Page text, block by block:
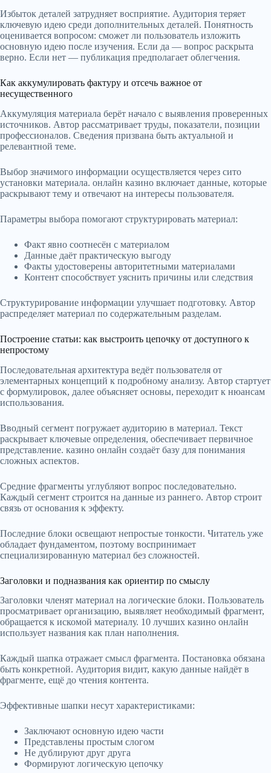
Избыток деталей затрудняет восприятие. Аудитория теряет
ключевую идею среди дополнительных деталей. Понятность
оценивается вопросом: сможет ли пользователь изложить
основную идею после изучения. Если да — вопрос раскрыта
верно. Если нет — публикация предполагает облегчения.
Как аккумулировать фактуру и отсечь важное от
несущественного
Аккумуляция материала берёт начало с выявления проверенных
источников. Автор рассматривает труды, показатели, позиции
профессионалов. Сведения призвана быть актуальной и
релевантной теме.
Выбор значимого информации осуществляется через сито
установки материала. онлайн казино включает данные, которые
раскрывают тему и отвечают на интересы пользователя.
Параметры выбора помогают структурировать материал:
Факт явно соотнесён с материалом
Данные даёт практическую выгоду
Факты удостоверены авторитетными материалами
Контент способствует уяснить причины или следствия
Структурирование информации улучшает подготовку. Автор
распределяет материал по содержательным разделам.
Построение статьи: как выстроить цепочку от доступного к
непростому
Последовательная архитектура ведёт пользователя от
элементарных концепций к подробному анализу. Автор стартует
с формулировок, далее объясняет основы, переходит к нюансам
использования.
Вводный сегмент погружает аудиторию в материал. Текст
раскрывает ключевые определения, обеспечивает первичное
представление. казино онлайн создаёт базу для понимания
сложных аспектов.
Средние фрагменты углубляют вопрос последовательно.
Каждый сегмент строится на данные из раннего. Автор строит
связь от основания к эффекту.
Последние блоки освещают непростые тонкости. Читатель уже
обладает фундаментом, поэтому воспринимает
специализированную материал без сложностей.
Заголовки и подназвания как ориентир по смыслу
Заголовки членят материал на логические блоки. Пользователь
просматривает организацию, выявляет необходимый фрагмент,
обращается к искомой материалу. 10 лучших казино онлайн
использует названия как план наполнения.
Каждый шапка отражает смысл фрагмента. Постановка обязана
быть конкретной. Аудитория видит, какую данные найдёт в
фрагменте, ещё до чтения контента.
Эффективные шапки несут характеристиками:
Заключают основную идею части
Представлены простым слогом
Не дублируют друг друга
Формируют логическую цепочку